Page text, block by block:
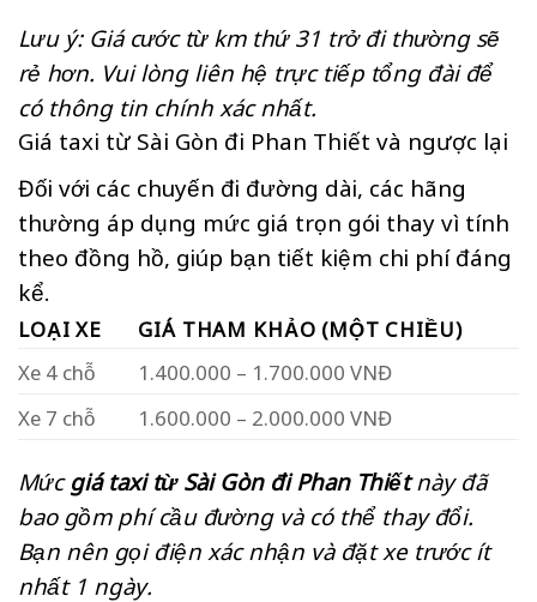
Lưu ý: Giá cước từ km thứ 31 trở đi thường sẽ
rẻ hơn. Vui lòng liên hệ trực tiếp tổng đài để
có thông tin chính xác nhất.
Giá taxi từ Sài Gòn đi Phan Thiết và ngược lại
Đối với các chuyến đi đường dài, các hãng
thường áp dụng mức giá trọn gói thay vì tính
theo đồng hồ, giúp bạn tiết kiệm chi phí đáng
kể.
LOẠI XE
GIÁ THAM KHẢO (MỘT CHIỀU)
Xe 4 chỗ
1.400.000 – 1.700.000 VNĐ
Xe 7 chỗ
1.600.000 – 2.000.000 VNĐ
Mứcgiá taxi từ Sài Gòn đi Phan Thiếtnày đã
bao gồm phí cầu đường và có thể thay đổi.
Bạn nên gọi điện xác nhận và đặt xe trước ít
nhất 1 ngày.